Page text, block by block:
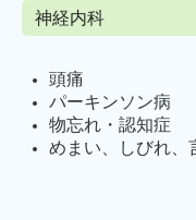
神経内科
頭痛
パーキンソン病
物忘れ・認知症
めまい、しびれ、